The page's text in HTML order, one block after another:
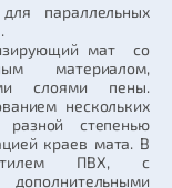
параллельных
мат со
материалом,
слоями пены.
нескольких
степенью
краев мата. В
ПВХ, с